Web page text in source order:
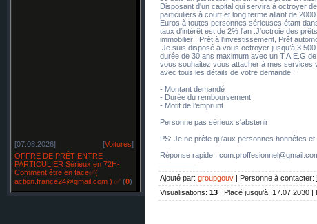
[07.08.2026] [Voitures]
OFFRE DE PRÊT ENTRE
PARTICULIER Sérieux en 72H-
Comment être en face✅(
action.france24@gmail.com ) ✅ (0)
[07.08.2026]
[Restylage]
Disposant d'un capital qui servira à octroyer
particuliers à court et long terme allant de
Euros à toutes personnes sérieuses étant
taux d'intérêt est de 2% l'an .J'octroie des
immobilier , Prêt à l'investissement, Prêt
.Je suis disposé a vous octroyer jusqu’à
durée de 30 ans maximum avec un T.A.E.G
vous souhaitez vous attacher à mes services
avec tous les détails de votre demande :
- Montant demandé
- Durée du remboursement
- Motif de l’emprunt
Personne pas sérieux s'abstenir
PS: Je ne prête qu'aux personnes honnêtes
Réponse rapide :
Ajouté par: groupgouv | Personne à contacter:
Visualisations: 13 | Placé jusqu'à: 17.07.2030 |